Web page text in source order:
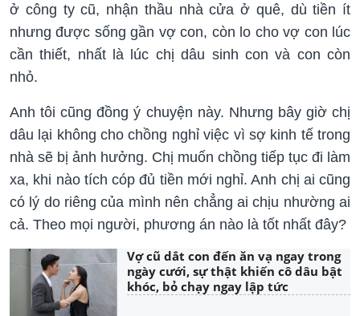
ở công ty cũ, nhận thầu nhà cửa ở quê, dù tiền ít
nhưng được sống gần vợ con, còn lo cho vợ con lúc
cần thiết, nhất là lúc chị dâu sinh con và con còn
nhỏ.
Anh tôi cũng đồng ý chuyện này. Nhưng bây giờ chị
dâu lại không cho chồng nghỉ việc vì sợ kinh tế trong
nhà sẽ bị ảnh hưởng. Chị muốn chồng tiếp tục đi làm
xa, khi nào tích cóp đủ tiền mới nghỉ. Anh chị ai cũng
có lý do riêng của mình nên chẳng ai chịu nhường ai
cả. Theo mọi người, phương án nào là tốt nhất đây?
Vợ cũ dắt con đến ăn vạ ngay trong
ngày cưới, sự thật khiến cô dâu bật
khóc, bỏ chạy ngay lập tức